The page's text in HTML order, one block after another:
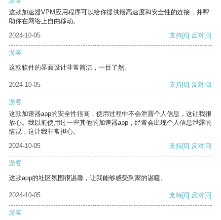
这款加速器VPM应用程序可以给你提供最高速度和安全性的连接，并帮
助你在网络上自由移动。
2024-10-05
支持[0] 反对[0]
游客
这款软件的界面设计非常简洁，一目了然。
2024-10-05 支持[0] 反对[0]
游客
这款加速器app的安全性很高，使用过程中不会泄露个人信息，这让我很
放心。我以前使用过一些其他的加速器app，经常会出现个人信息泄露的
情况，这让我非常担心。
2024-10-05
支持[0] 反对[0]
游客
这款app的社区氛围很温馨，让我能够感受到家的温暖。
2024-10-05 支持[0] 反对[0]
游客